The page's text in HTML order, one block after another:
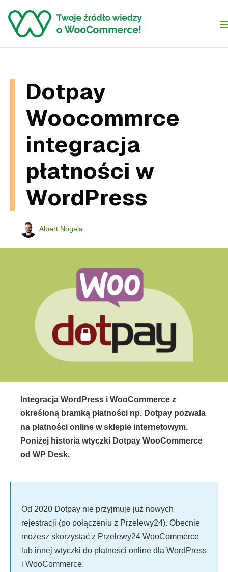
Dotpay
Woocommrce
integracja
płatności w
WordPress
Albert Nogala
Integracja WordPress i WooCommerce z
określoną bramką płatności np. Dotpay pozwala
na płatności online w sklepie internetowym.
Poniżej historia wtyczki Dotpay WooCommerce
od WP Desk.
Od 2020 Dotpay nie przyjmuje już nowych
rejestracji (po połączeniu z Przelewy24). Obecnie
możesz skorzystać z Przelewy24 WooCommerce
lub innej wtyczki do płatności online dla WordPress
i WooCommerce.